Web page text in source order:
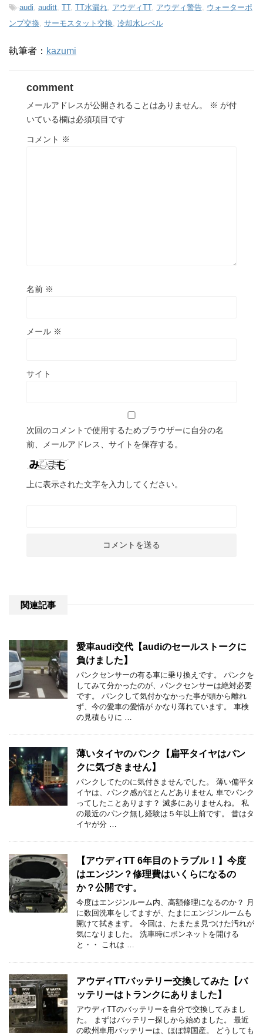
-audi, auditt, TT, TT水漏れ, アウディTT, アウディ警告, ウォーターポ
ンプ交換, サーモスタット交換, 冷却水レベル
執筆者： kazumi
comment
メールアドレスが公開されることはありません。 ※ が付
いている欄は必須項目です
コメント ※
名前 ※
メール ※
サイト
次回のコメントで使用するためブラウザーに自分の名
前、メールアドレス、サイトを保存する。
上に表示された文字を入力してください。
関連記事
愛車audi交代【audiのセールストークに
負けました】
パンクセンサーの有る車に乗り換えです。 パンクを
してみて分かったのが、パンクセンサーは絶対必要
です。 パンクして気付かなかった事が頭から離れ
ず、今の愛車の愛情が かなり薄れています。 車検
の見積もりに …
薄いタイヤのパンク【扁平タイヤはパン
クに気づきません】
パンクしてたのに気付きませんでした。 薄い偏平タ
イヤは、パンク感がほとんどありません 車でパンク
ってしたことあります？ 滅多にありませんね。 私
の最近のパンク無し経験は５年以上前です。 昔はタ
イヤが分 …
【アウディTT 6年目のトラブル！】今度
はエンジン？修理費はいくらになるの
か？公開です。
今度はエンジンルーム内、高額修理になるのか？ 月
に数回洗車をしてますが、たまにエンジンルームも
開けて拭きます。 今回は、たまたま見つけた汚れが
気になりました。 洗車時にボンネットを開ける
と・・ これは …
アウディTTバッテリー交換してみた【バ
ッテリーはトランクにありました】
アウディTTのバッテリーを自分で交換してみまし
た。 まずはバッテリー探しから始めました。 最近
の欧州車用バッテリーは、ほぼ韓国産。 どうしても